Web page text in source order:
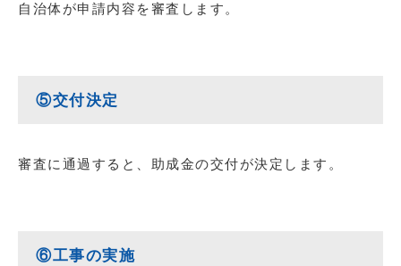
自治体が申請内容を審査します。
⑤交付決定
審査に通過すると、助成金の交付が決定します。
⑥工事の実施